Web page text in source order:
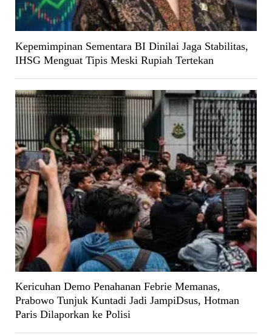
Kepemimpinan Sementara BI Dinilai Jaga Stabilitas,
IHSG Menguat Tipis Meski Rupiah Tertekan
Kericuhan Demo Penahanan Febrie Memanas,
Prabowo Tunjuk Kuntadi Jadi JampiDsus, Hotman
Paris Dilaporkan ke Polisi